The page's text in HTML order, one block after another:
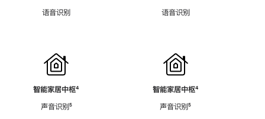
语音识别
智能家居中枢脚
⁴
声音识别脚
⁵
语音识别
智能家居中枢脚
⁴
声音识别脚
⁵